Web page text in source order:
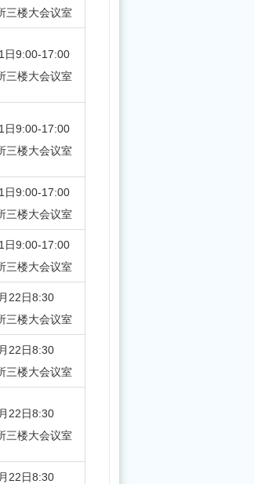
三楼大会议室
日9:00-17:00
三楼大会议室
日9:00-17:00
三楼大会议室
日9:00-17:00
三楼大会议室
日9:00-17:00
三楼大会议室
22日8:30
三楼大会议室
22日8:30
三楼大会议室
22日8:30
三楼大会议室
22日8:30